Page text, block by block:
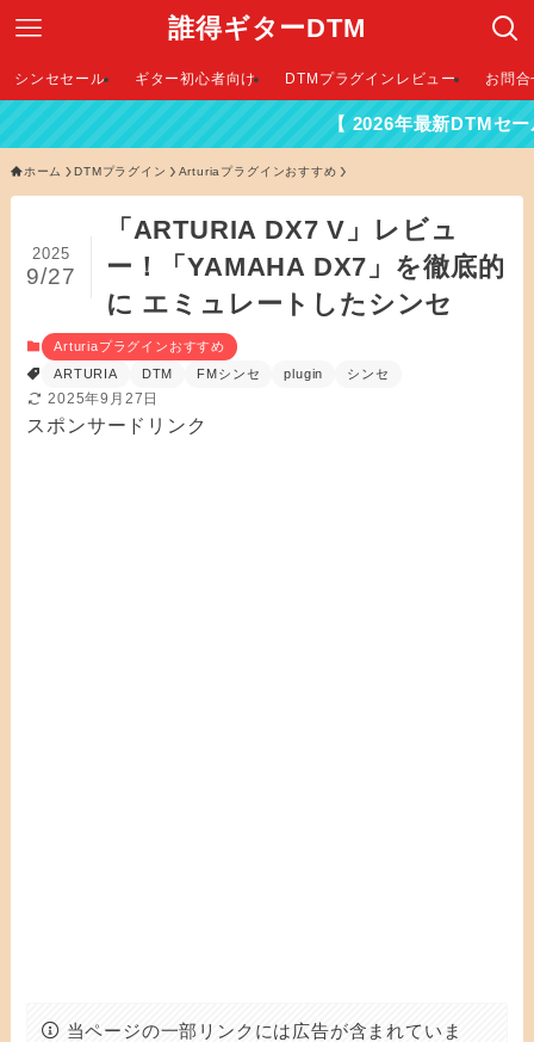
誰得ギターDTM
シンセセール ギター初心者向け DTMプラグインレビュー お問
【 2026年最新DTMセール情報はこ
ホーム DTMプラグイン Arturiaプラグインおすすめ
「ARTURIA DX7 V」レビュ
ー！「YAMAHA DX7」を徹底的
に エミュレートしたシンセ
2025
9/27
Arturiaプラグインおすすめ
ARTURIA
DTM FMシンセ plugin シンセ
2025年9月27日
スポンサードリンク
当ページの一部リンクには広告が含まれていま